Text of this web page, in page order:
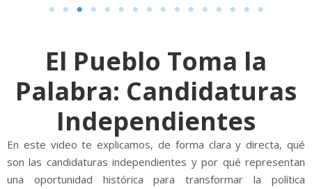
El Pueblo Toma la
Palabra: Candidaturas
Independientes
En este video te explicamos, de forma clara y directa, qué
son las candidaturas independientes y por qué representan
una oportunidad histórica para transformar la política